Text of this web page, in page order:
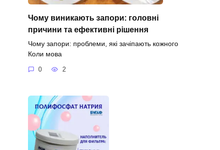
Чому виникають запори: головні
причини та ефективні рішення
Чому запори: проблеми, які зачіпають кожного
Коли мова
0 2